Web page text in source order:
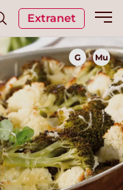
Extranet
G Mu